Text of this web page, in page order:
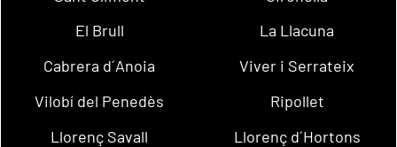
El Brull
La Llacuna
Cabrera d´Anoia
Viver i Serrateix
Vilobí del Penedès
Ripollet
Llorenç Savall
Llorenç d´Hortons